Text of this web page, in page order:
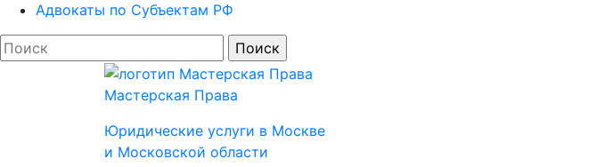
Адвокаты по Субъектам РФ
Мастерская Права
Юридические услуги в Моcкве
и Московской области